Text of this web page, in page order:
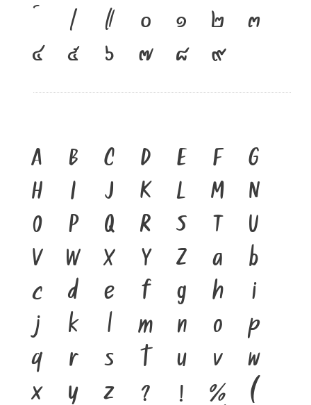
เ
แ ๐ ๑ ๒
๓
๔
๕ ๖ ๗ ๘ ๙
A B C D E F
G
H
I J K L M
N
O
P Q R S T
U
V
W X Y Z a
b
c
d e f g h
i
j
k l m n o
p
q
r s t u v
w
x
y z ? ! %
(